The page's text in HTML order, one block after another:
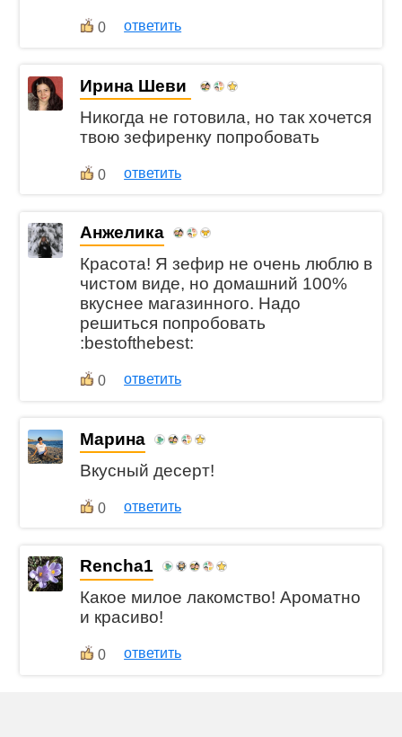
0 ответить
Ирина Шеви
Никогда не готовила, но так хочется
твою зефиренку попробовать
0 ответить
Анжелика
Красота! Я зефир не очень люблю в
чистом виде, но домашний 100%
вкуснее магазинного. Надо
решиться попробовать
:bestofthebest:
0 ответить
Марина
Вкусный десерт!
0 ответить
Rencha1
Какое милое лакомство! Ароматно
и красиво!
0 ответить